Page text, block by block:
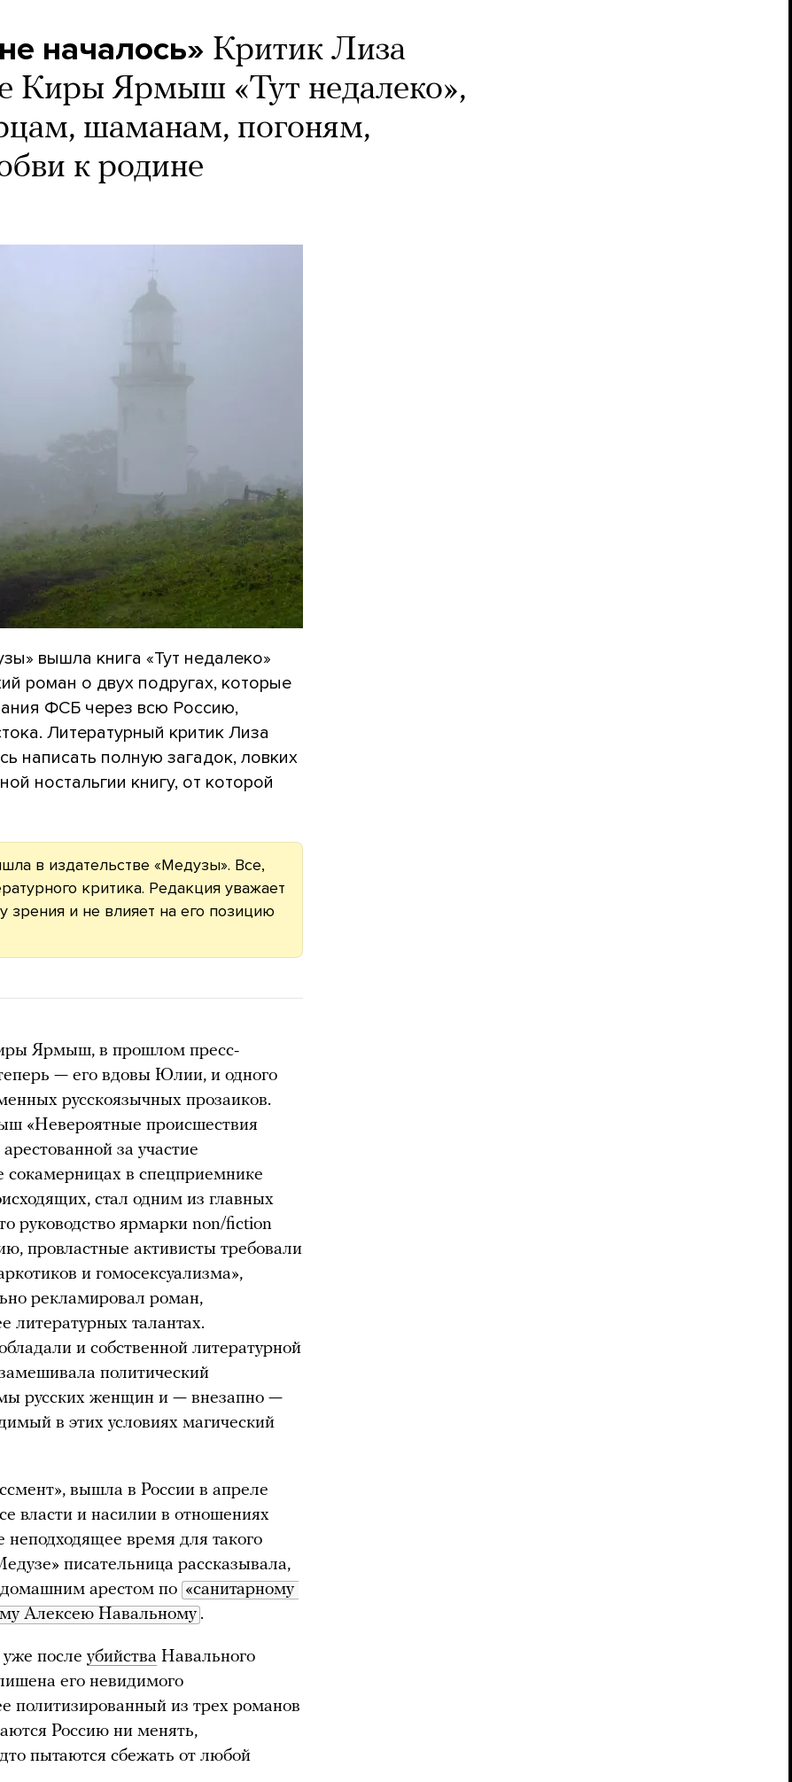
началось» Критик Лиза
Киры Ярмыш «Тут недалеко»,
шаманам, погоням,
к родине
вышла книга «Тут недалеко»
роман о двух подругах, которые
ФСБ через всю Россию,
Литературный критик Лиза
написать полную загадок, ловких
ностальгии книгу, от которой
в издательстве «Медузы». Все,
критика. Редакция уважает
зрения и не влияет на его позицию
Ярмыш, в прошлом пресс-
— его вдовы Юлии, и одного
русскоязычных прозаиков.
«Невероятные происшествия
за участие
сокамерницах в спецприемнике
стал одним из главных
руководство ярмарки non/fiction
провластные активисты требовали
и гомосексуализма»,
рекламировал роман,
литературных талантах.
и собственной литературной
политический
русских женщин и — внезапно —
в этих условиях магический
вышла в России в апреле
власти и насилии в отношениях
время для такого
писательница рассказывала,
домашним арестом по «санитарному
Алексею Навальному .
после убийства Навального
его невидимого
политизированный из трех романов
Россию ни менять,
пытаются сбежать от любой